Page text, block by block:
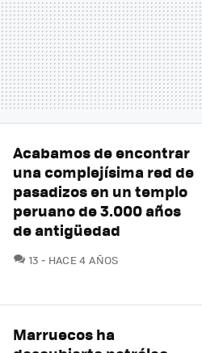
Acabamos de encontrar
una complejísima red de
pasadizos en un templo
peruano de 3.000 años
de antigüedad
13 COMENTARIOS
HACE 4 AÑOS
Marruecos ha